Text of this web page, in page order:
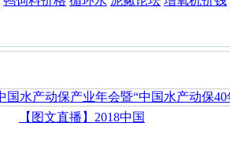
【图文直播】2018中国